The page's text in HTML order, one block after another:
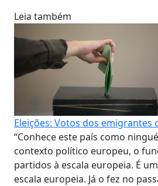
Leia também
Eleições: Votos dos
“Conhece este país como
contexto político europeu, o
partidos à escala europeia. É
escala europeia. Já o fez no